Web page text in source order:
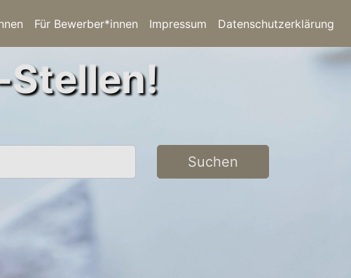
Für Bewerber*innen Impressum Datenschutzerklärung
Suchen